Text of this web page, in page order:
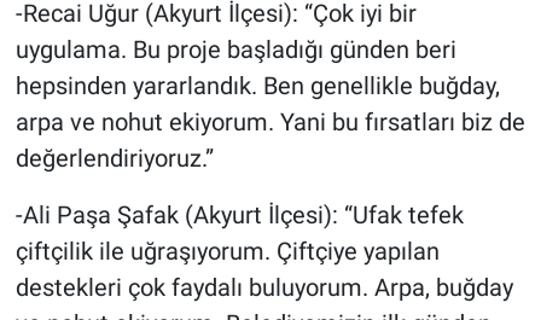
-Recai Uğur (Akyurt İlçesi): “Çok iyi bir
uygulama. Bu proje başladığı günden beri
hepsinden yararlandık. Ben genellikle buğday,
arpa ve nohut ekiyorum. Yani bu fırsatları biz de
değerlendiriyoruz.”
-Ali Paşa Şafak (Akyurt İlçesi): “Ufak tefek
çiftçilik ile uğraşıyorum. Çiftçiye yapılan
destekleri çok faydalı buluyorum. Arpa, buğday